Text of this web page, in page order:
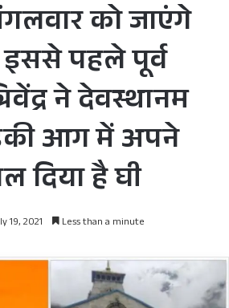
को जाएंगे
पहले पूर्व
ने देवस्थानम
आग में अपने
दिया है घी
19, 2021 Less than a minute